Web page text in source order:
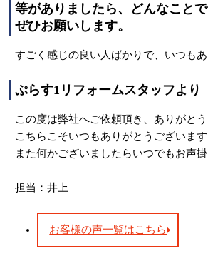
等がありましたら、どんなこと
ぜひお願いします。
すごく感じの良い人ばかりで、いつもあ
ぷらす1リフォームスタッフより
この度は弊社へご依頼頂き、ありがとう
こちらこそいつもありがとうございます
また何かございましたらいつでもお声掛
担当：井上
お客様の声一覧はこちら